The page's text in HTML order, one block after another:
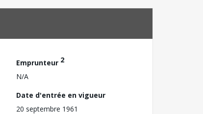
Emprunteur 2
N/A
Date d'entrée en vigueur
20 septembre 1961